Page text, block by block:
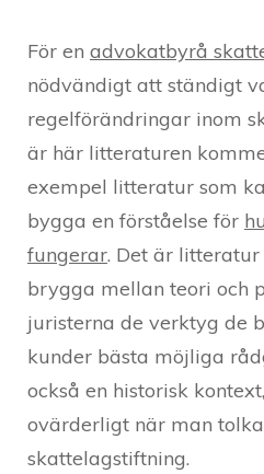
För en advokatbyrå
nödvändigt att ständigt
regelförändringar inom
är här litteraturen
exempel litteratur som
bygga en förståelse för
fungerar. Det är
brygga mellan teori och
juristerna de verktyg de
kunder bästa möjliga
också en historisk
ovärderligt när man
skattelagstiftning.